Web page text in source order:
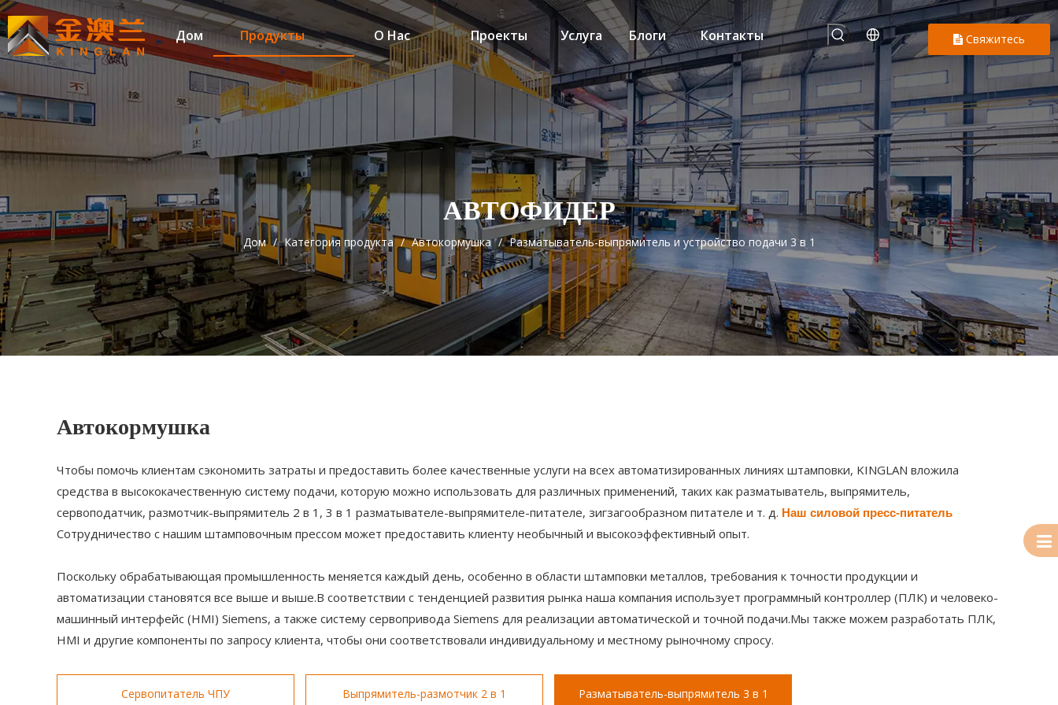
Дом Продукты О Нас Проекты Услуга Блоги Контакты Свяжитесь
с нами
АВТОФИДЕР
Дом / Категория продукта / Автокормушка / Разматыватель-выпрямитель и устройство подачи 3 в 1
Автокормушка
Чтобы помочь клиентам сэкономить затраты и предоставить более качественные услуги на всех автоматизированных линиях штамповки, KINGLAN вложила
средства в высококачественную систему подачи, которую можно использовать для различных применений, таких как разматыватель, выпрямитель,
сервоподатчик, размотчик-выпрямитель 2 в 1, 3 в 1 разматывателе-выпрямителе-питателе, зигзагообразном питателе и т. д. Наш силовой пресс-питатель
Сотрудничество с нашим штамповочным прессом может предоставить клиенту необычный и высокоэффективный опыт.
Поскольку обрабатывающая промышленность меняется каждый день, особенно в области штамповки металлов, требования к точности продукции и
автоматизации становятся все выше и выше.В соответствии с тенденцией развития рынка наша компания использует программный контроллер (ПЛК) и человеко-
машинный интерфейс (HMI) Siemens, а также систему сервопривода Siemens для реализации автоматической и точной подачи.Мы также можем разработать ПЛК,
HMI и другие компоненты по запросу клиента, чтобы они соответствовали индивидуальному и местному рыночному спросу.
Сервопитатель ЧПУ Выпрямитель-размотчик 2 в 1 Разматыватель-выпрямитель 3 в 1